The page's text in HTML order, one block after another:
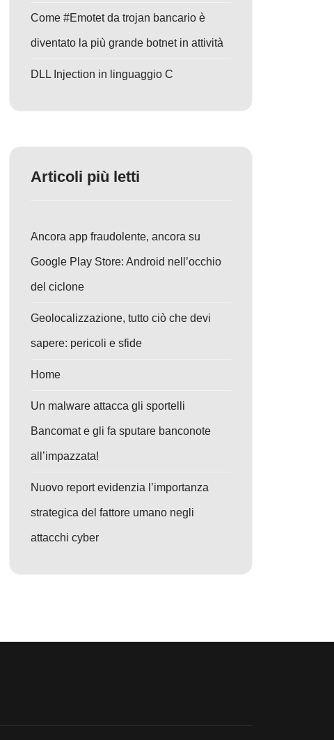
Zero-Day in Aumento: Nuove Vulnerabilità e Attacchi Mettono Sotto
Come #Emotet da trojan bancario è
diventato la più grande botnet in attività
DLL Injection in linguaggio C
Articoli più letti
Ancora app fraudolente, ancora su
Google Play Store: Android nell’occhio
del ciclone
Geolocalizzazione, tutto ciò che devi
sapere: pericoli e sfide
Home
Un malware attacca gli sportelli
Bancomat e gli fa sputare banconote
all’impazzata!
Nuovo report evidenzia l’importanza
strategica del fattore umano negli
attacchi cyber